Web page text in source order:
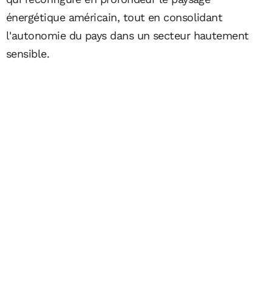
énergétique américain, tout en consolidant
l'autonomie du pays dans un secteur hautement
sensible.